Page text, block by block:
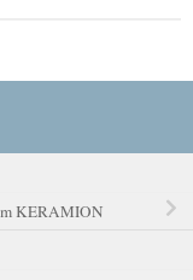
KERAMION